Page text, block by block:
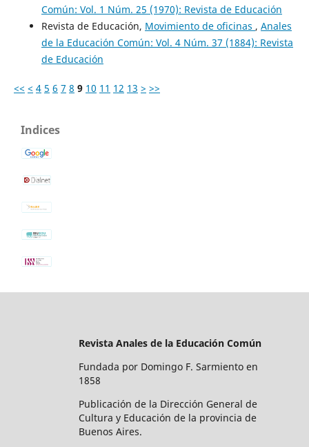
Común: Vol. 1 Núm. 25 (1970): Revista de Educación
Revista de Educación, Movimiento de oficinas , Anales
de la Educación Común: Vol. 4 Núm. 37 (1884): Revista
de Educación
<< < 4 5 6 7 8 9 10 11 12 13 > >>
Indices
Revista Anales de la Educación Común
Fundada por Domingo F. Sarmiento en
1858
Publicación de la Dirección General de
Cultura y Educación de la provincia de
Buenos Aires.